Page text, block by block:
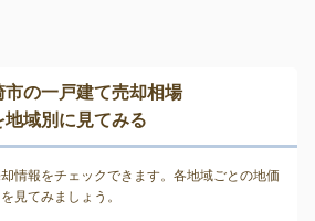
市の一戸建て売却相場
地域別に見てみる
情報をチェックできます。各地域ごとの地価
見てみましょう。